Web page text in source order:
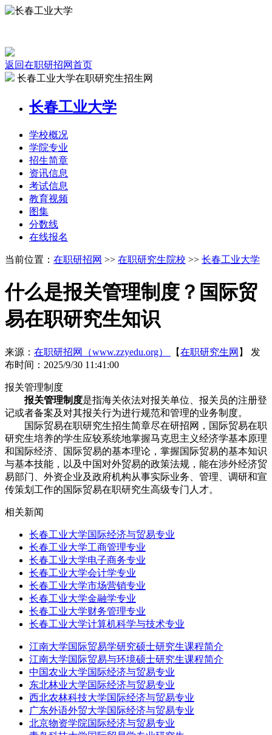
返回在职研招网首页
长春工业大学在职研究生招生网
长春工业大学
学校概况
学院专业
招生简章
资讯信息
考试信息
教育视频
图集
分数线
在线报名
当前位置： 在职研招网 >> 在职研究生院校 >> 长春工业大学
什么是报关管理制度？国际贸
易在职研究生知识
来源： 在职研招网（www.zzyedu.org） 【在职研究生网 】
发
布时间：2025/9/30 11:41:00
报关管理制度
报关管理制度是指海关依法对报关单位、报关员的注册登
记或者备案及对其报关行为进行规范和管理的业务制度。
国际贸易在职研究生招生简章尽在研招网，国际贸易在职
研究生培养的学生应较系统地掌握马克思主义经济学基本原理
和国际经济、国际贸易的基本理论，掌握国际贸易的基本知识
与基本技能，以及中国对外贸易的政策法规，能在涉外经济贸
易部门、外资企业及政府机构从事实际业务、管理、调研和宣
传策划工作的国际贸易在职研究生高级专门人才。
相关新闻
长春工业大学国际经济与贸易专业
长春工业大学工商管理专业
长春工业大学电子商务专业
长春工业大学会计学专业
长春工业大学市场营销专业
长春工业大学金融学专业
长春工业大学财务管理专业
长春工业大学计算机科学与技术专业
江南大学国际贸易学研究硕士研究生课程简介
江南大学国际贸易与环境硕士研究生课程简介
中国农业大学国际经济与贸易专业
东北林业大学国际经济与贸易专业
西北农林科技大学国际经济与贸易专业
广东外语外贸大学国际经济与贸易专业
北京物资学院国际经济与贸易专业